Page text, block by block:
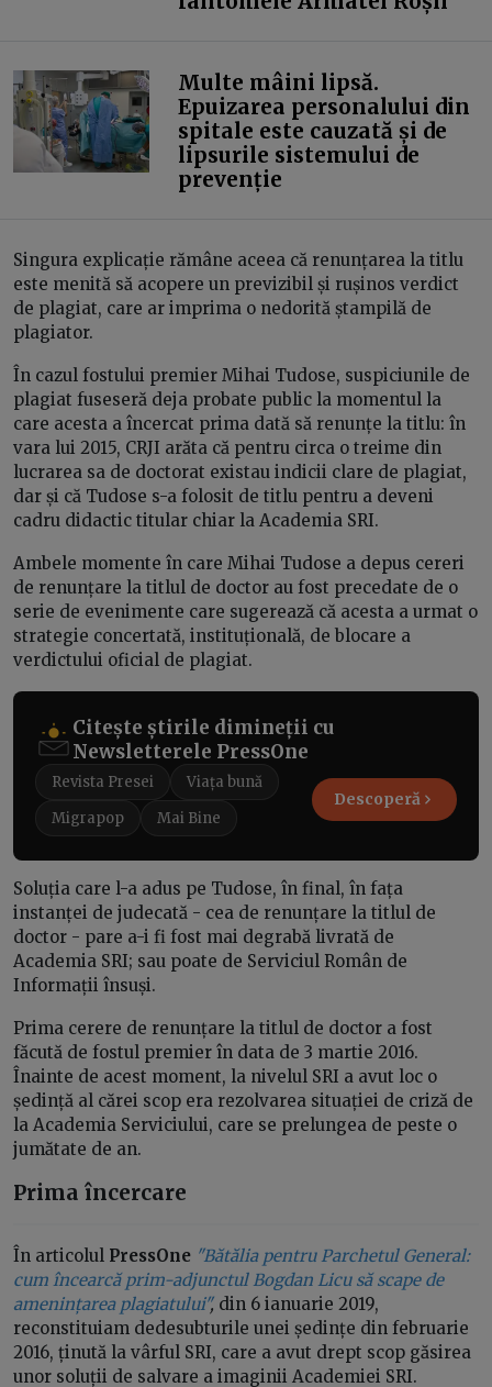
Multe mâini lipsă.
Epuizarea personalului din
spitale este cauzată și de
lipsurile sistemului de
prevenție
Singura explicație rămâne aceea că renunțarea la titlu
este menită să acopere un previzibil și rușinos verdict
de plagiat, care ar imprima o nedorită ștampilă de
plagiator.
În cazul fostului premier Mihai Tudose, suspiciunile de
plagiat fuseseră deja probate public la momentul la
care acesta a încercat prima dată să renunțe la titlu: în
vara lui 2015, CRJI arăta că pentru circa o treime din
lucrarea sa de doctorat existau indicii clare de plagiat,
dar și că Tudose s-a folosit de titlu pentru a deveni
cadru didactic titular chiar la Academia SRI.
Ambele momente în care Mihai Tudose a depus cereri
de renunțare la titlul de doctor au fost precedate de o
serie de evenimente care sugerează că acesta a urmat o
strategie concertată, instituțională, de blocare a
verdictului oficial de plagiat.
Citește știrile dimineții cu
Newsletterele PressOne
Revista Presei
Viața bună
Migrapop
Mai Bine
Descoperă
Soluția care l-a adus pe Tudose, în final, în fața
instanței de judecată - cea de renunțare la titlul de
doctor - pare a-i fi fost mai degrabă livrată de
Academia SRI; sau poate de Serviciul Român de
Informații însuși.
Prima cerere de renunțare la titlul de doctor a fost
făcută de fostul premier în data de 3 martie 2016.
Înainte de acest moment, la nivelul SRI a avut loc o
ședință al cărei scop era rezolvarea situației de criză de
la Academia Serviciului, care se prelungea de peste o
jumătate de an.
Prima încercare
În articolul PressOne "Bătălia pentru Parchetul General:
cum încearcă prim-adjunctul Bogdan Licu să scape de
amenințarea plagiatului", din 6 ianuarie 2019,
reconstituiam dedesubturile unei ședințe din februarie
2016, ținută la vârful SRI, care a avut drept scop găsirea
unor soluții de salvare a imaginii Academiei SRI.